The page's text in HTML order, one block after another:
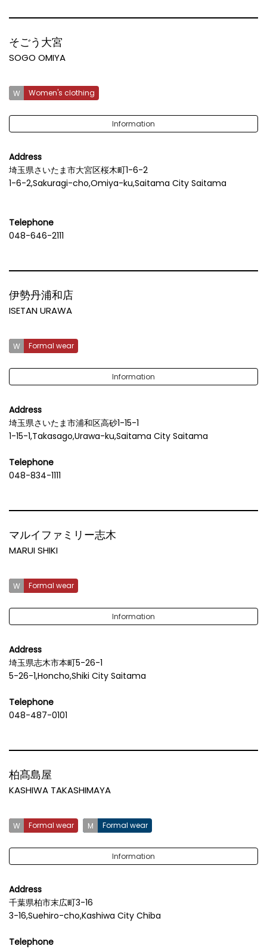
そごう大宮
SOGO OMIYA
Women's clothing
Information
Address
埼玉県さいたま市大宮区桜木町1-6-2
1-6-2,Sakuragi-cho,Omiya-ku,Saitama City Saitama
Telephone
048-646-2111
伊勢丹浦和店
ISETAN URAWA
Formal wear
Information
Address
埼玉県さいたま市浦和区高砂1-15-1
1-15-1,Takasago,Urawa-ku,Saitama City Saitama
Telephone
048-834-1111
マルイファミリー志木
MARUI SHIKI
Formal wear
Information
Address
埼玉県志木市本町5-26-1
5-26-1,Honcho,Shiki City Saitama
Telephone
048-487-0101
柏髙島屋
KASHIWA TAKASHIMAYA
Formal wear Formal wear
Information
Address
千葉県柏市末広町3-16
3-16,Suehiro-cho,Kashiwa City Chiba
Telephone